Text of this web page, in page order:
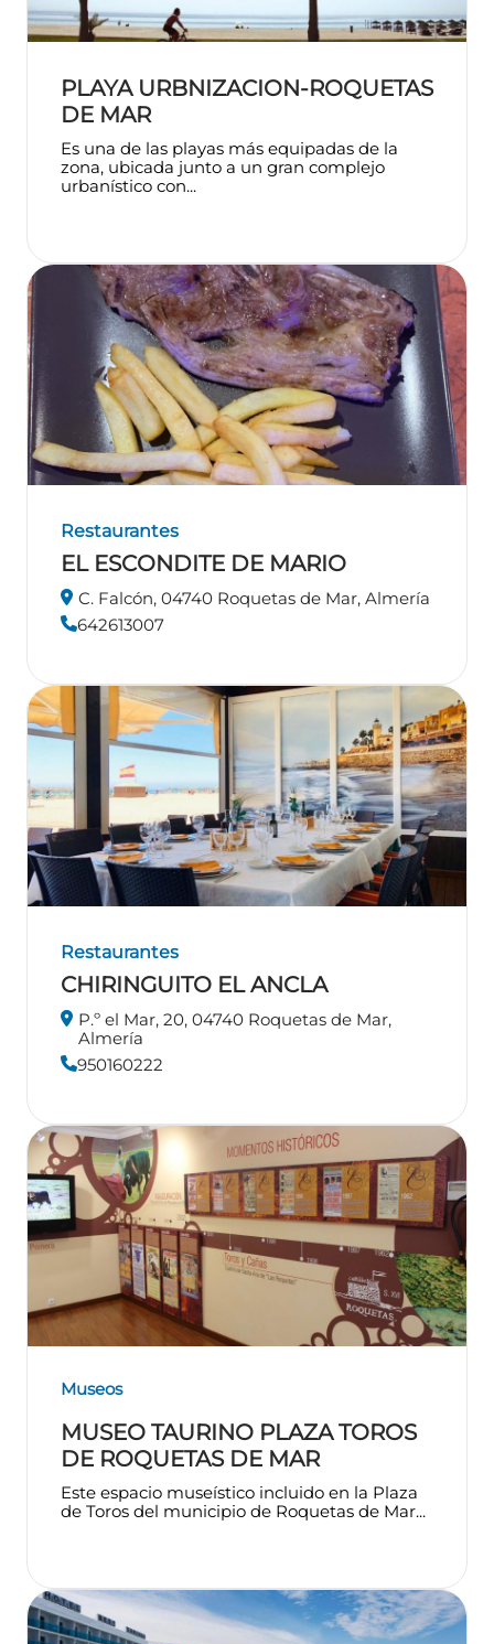
PLAYA URBNIZACION-ROQUETAS
DE MAR
Es una de las playas más equipadas de la
zona, ubicada junto a un gran complejo
urbanístico con...
Restaurantes
EL ESCONDITE DE MARIO
C. Falcón, 04740 Roquetas de Mar, Almería
642613007
Restaurantes
CHIRINGUITO EL ANCLA
P.º el Mar, 20, 04740 Roquetas de Mar,
Almería
950160222
Museos
MUSEO TAURINO PLAZA TOROS
DE ROQUETAS DE MAR
Este espacio museístico incluido en la Plaza
de Toros del municipio de Roquetas de Mar...